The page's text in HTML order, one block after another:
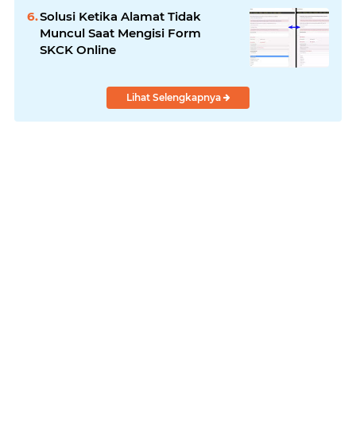
Solusi Ketika Alamat Tidak
Muncul Saat Mengisi Form
SKCK Online
Lihat Selengkapnya